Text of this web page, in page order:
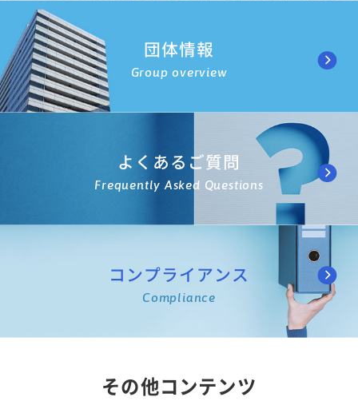
団体情報
Group overview
よくあるご質問
Frequently Asked Questions
コンプライアンス
Compliance
その他コンテンツ